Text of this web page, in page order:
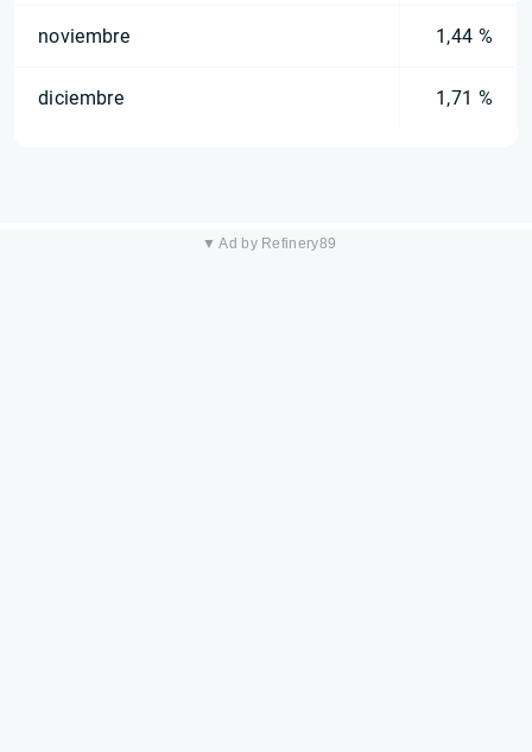
noviembre 1,44 %
diciembre 1,71 %
▼ Ad by Refinery89